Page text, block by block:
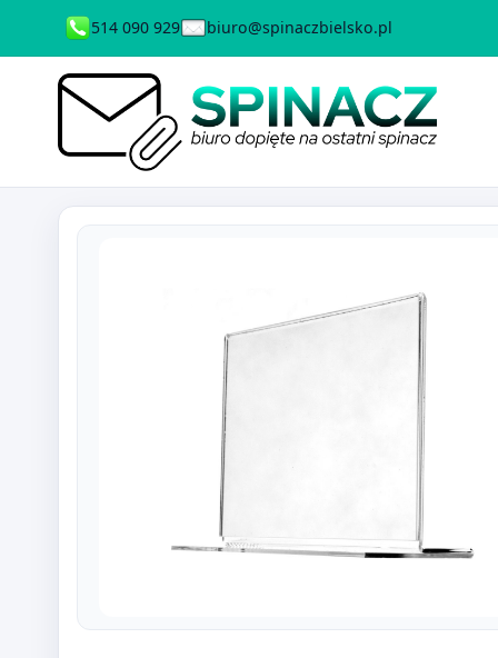
514 090 929 biuro@spinaczbielsko.pl